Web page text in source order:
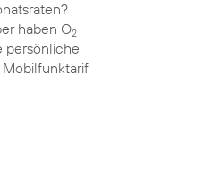
haben O2
persönliche
Mobilfunktarif